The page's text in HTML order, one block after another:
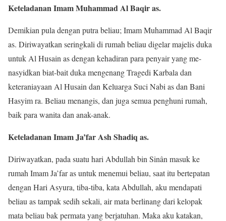
Keteladanan Imam Muhammad Al Baqir as.
Demikian pula dengan putra beliau; Imam Muhammad Al Baqir
as. Diriwayatkan seringkali di rumah beliau digelar majelis duka
untuk Al Husain as dengan kehadiran para penyair yang me-
nasyidkan biat-bait duka mengenang Tragedi Karbala dan
keteraniayaan Al Husain dan Keluarga Suci Nabi as dan Bani
Hasyim ra. Beliau menangis, dan juga semua penghuni rumah,
baik para wanita dan anak-anak.
Keteladanan Imam Ja’far Ash Shadiq as.
Diriwayatkan, pada suatu hari Abdullah bin Sinân masuk ke
rumah Imam Ja’far as untuk menemui beliau, saat itu bertepatan
dengan Hari Asyura, tiba-tiba, kata Abdullah, aku mendapati
beliau as tampak sedih sekali, air mata berlinang dari kelopak
mata beliau bak permata yang berjatuhan. Maka aku katakan,